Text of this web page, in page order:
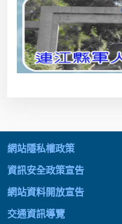
網站隱私權政策
資訊安全政策宣告
網站資料開放宣告
交通資訊導覽